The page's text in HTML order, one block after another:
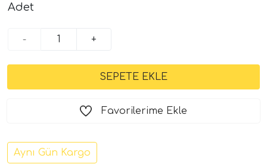
Adet
- +
Favorilerime Ekle
Aynı Gün Kargo